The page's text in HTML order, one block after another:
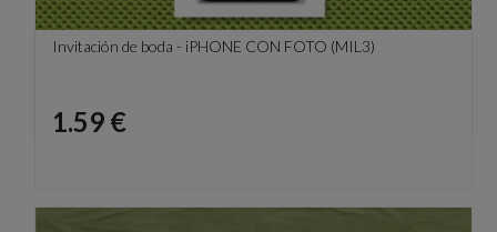
Invitación de boda - iPHONE CON FOTO (MIL3)
Precio
1.59 €